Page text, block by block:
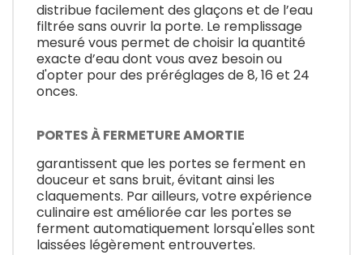
distribue facilement des glaçons et de l’eau
filtrée sans ouvrir la porte. Le remplissage
mesuré vous permet de choisir la quantité
exacte d’eau dont vous avez besoin ou
d'opter pour des préréglages de 8, 16 et 24
onces.
PORTES À FERMETURE AMORTIE
garantissent que les portes se ferment en
douceur et sans bruit, évitant ainsi les
claquements. Par ailleurs, votre expérience
culinaire est améliorée car les portes se
ferment automatiquement lorsqu'elles sont
laissées légèrement entrouvertes.